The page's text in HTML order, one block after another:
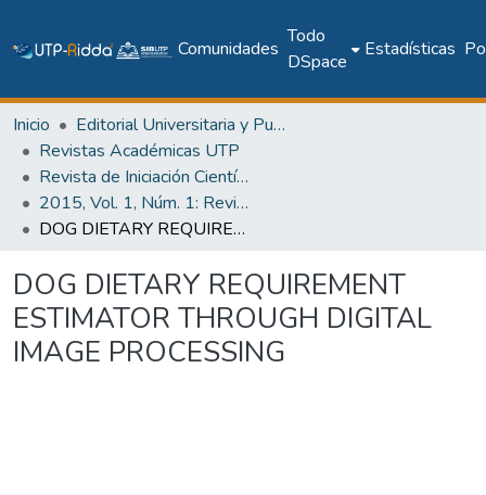
Comunidades
Todo
DSpace
Estadísticas
Inicio
Editorial Universitaria y Publicaciones Seriadas
Revistas Académicas UTP
Revista de Iniciación Científica
2015, Vol. 1, Núm. 1: Revista de Iniciación Científica
DOG DIETARY REQUIREMENT ESTIMATOR THROUGH DIGITAL IMAGE PROCESSING
DOG DIETARY REQUIREMENT
ESTIMATOR THROUGH DIGITAL
IMAGE PROCESSING